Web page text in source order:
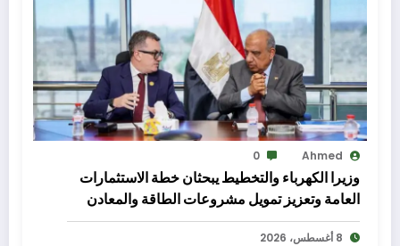
Ahmed
0
وزيرا الكهرباء والتخطيط يبحثان خطة الاستثمارات
العامة وتعزيز تمويل مشروعات الطاقة والمعادن
النادرة
8 أغسطس، 2026